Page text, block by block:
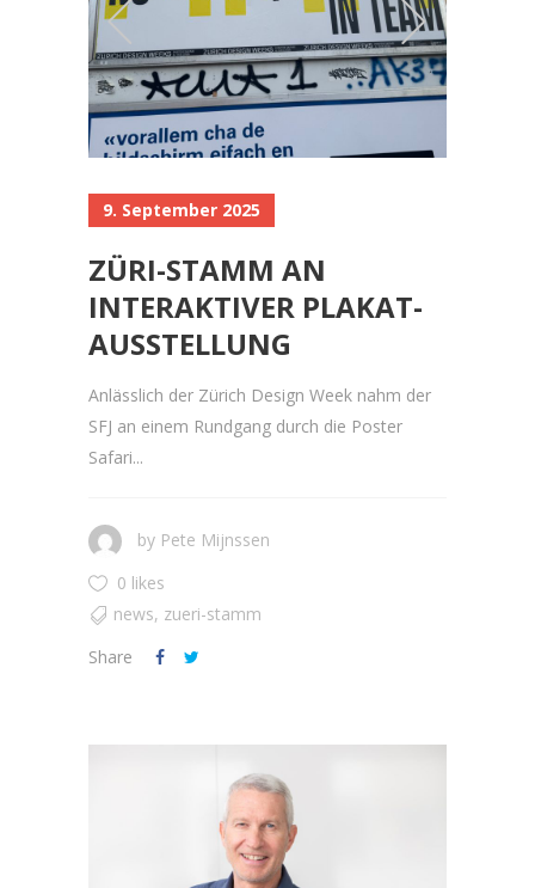
9. September 2025
ZÜRI-STAMM AN
INTERAKTIVER PLAKAT-
AUSSTELLUNG
Anlässlich der Zürich Design Week nahm der
SFJ an einem Rundgang durch die Poster
Safari...
by Pete Mijnssen
0 likes
news, zueri-stamm
Share